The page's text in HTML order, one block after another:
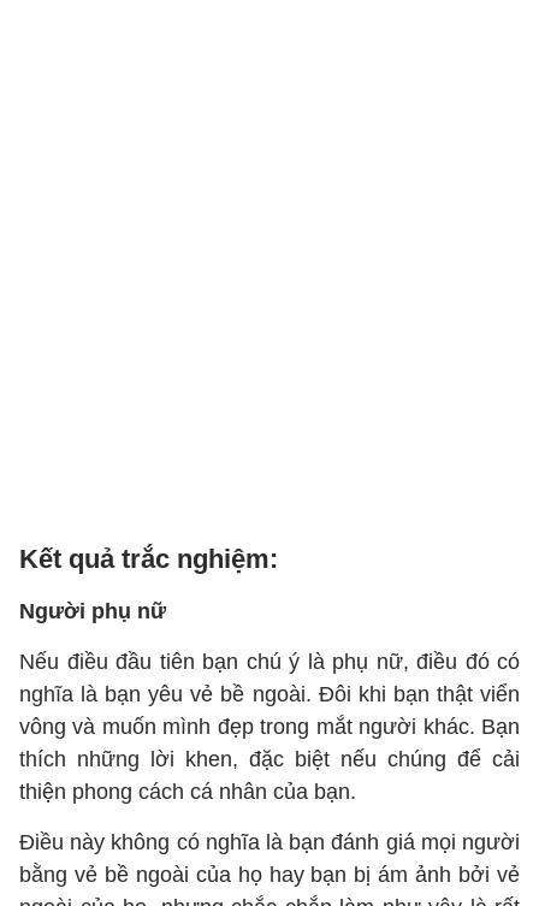
Kết quả trắc nghiệm:
Người phụ nữ
Nếu điều đầu tiên bạn chú ý là phụ nữ, điều đó có
nghĩa là bạn yêu vẻ bề ngoài. Đôi khi bạn thật viển
vông và muốn mình đẹp trong mắt người khác. Bạn
thích những lời khen, đặc biệt nếu chúng để cải
thiện phong cách cá nhân của bạn.
Điều này không có nghĩa là bạn đánh giá mọi người
bằng vẻ bề ngoài của họ hay bạn bị ám ảnh bởi vẻ